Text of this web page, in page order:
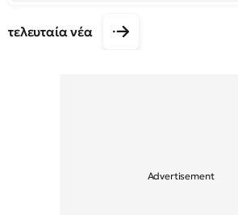
τελευταία νέα